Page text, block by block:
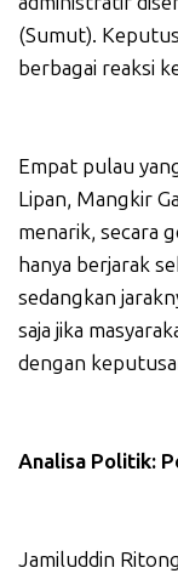
(Sumut).
berbagai reaksi
Empat pulau
Lipan, Mangkir
menarik, secara
hanya berjarak
sedangkan
saja jika
dengan
Analisa Politik:
Jamiluddin